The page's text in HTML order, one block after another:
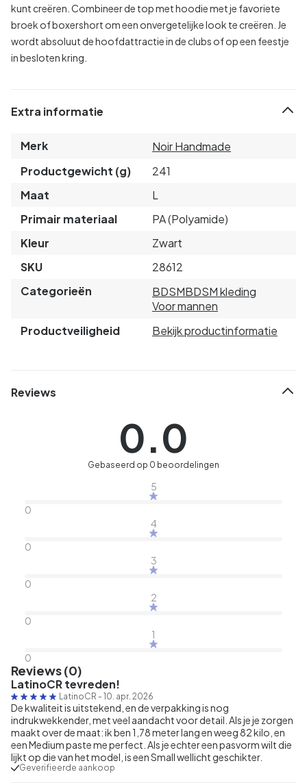
kunt creëren. Combineer de top met hoodie met je favoriete
broek of boxershort om een onvergetelijke look te creëren. Je
wordt absoluut de hoofdattractie in de clubs of op een feestje
in besloten kring.
Extra informatie
Merk
Noir Handmade
Productgewicht (g)
241
Maat
L
Primair materiaal
PA (Polyamide)
Kleur
Zwart
SKU
28612
Categorieën
BDSMBDSM kleding
Voor mannen
Productveiligheid
Bekijk productinformatie
Reviews
0.0
Gebaseerd op 0 beoordelingen
5
0
4
0
3
0
2
0
1
0
Reviews (0)
LatinoCR tevreden!
LatinoCR - 10. apr. 2026
De kwaliteit is uitstekend, en de verpakking is nog
indrukwekkender, met veel aandacht voor detail. Als je je zorgen
maakt over de maat: ik ben 1,78 meter lang en weeg 82 kilo, en
een Medium paste me perfect. Als je echter een pasvorm wilt die
lijkt op die van het model, is een Small wellicht geschikter.
Geverifieerde aankoop